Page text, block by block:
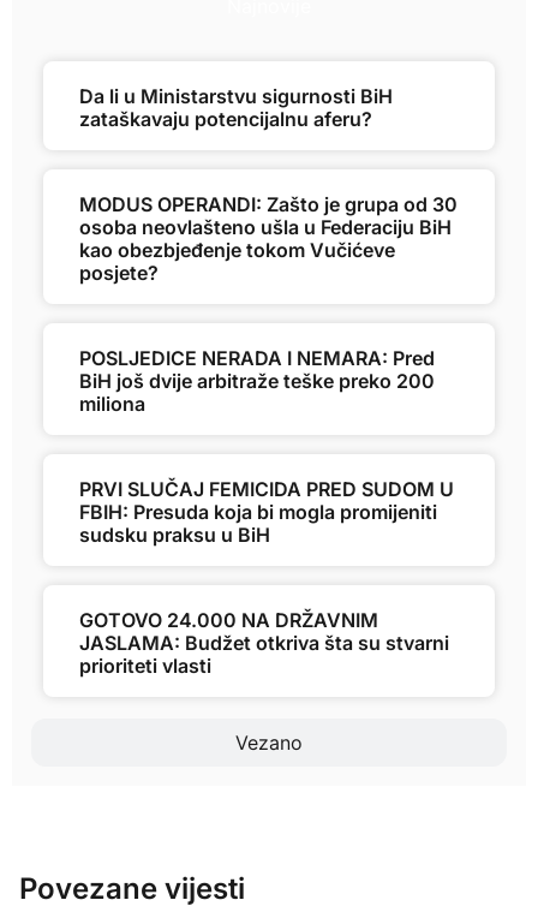
Vezano
Da li u Ministarstvu sigurnosti BiH
zataškavaju potencijalnu aferu?
MODUS OPERANDI: Zašto je grupa od 30
osoba neovlašteno ušla u Federaciju BiH
kao obezbjeđenje tokom Vučićeve
posjete?
POSLJEDICE NERADA I NEMARA: Pred
BiH još dvije arbitraže teške preko 200
miliona
PRVI SLUČAJ FEMICIDA PRED SUDOM U
FBIH: Presuda koja bi mogla promijeniti
sudsku praksu u BiH
GOTOVO 24.000 NA DRŽAVNIM
JASLAMA: Budžet otkriva šta su stvarni
prioriteti vlasti
Povezane vijesti